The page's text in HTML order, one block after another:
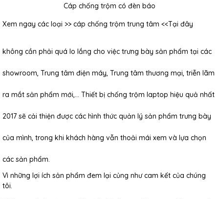
Cáp chống trộm có đèn báo
Xem ngay các loại >> cáp chống trộm trung tâm <<Tại đây
không cần phải quá lo lắng cho việc trưng bày sản phẩm tại các
showroom, Trung tâm điện máy, Trung tâm thương mại, triễn lãm
ra mắt sản phẩm mới,… Thiết bị chống trộm laptop hiệu quả nhất
2017 sẽ cải thiện được các hình thức quản lý sản phẩm trưng bày
của mình, trong khi khách hàng vẫn thoải mái xem và lựa chọn
các sản phẩm.
Vì những lợi ích sản phẩm đem lại củng như cam kết của chúng
tôi.